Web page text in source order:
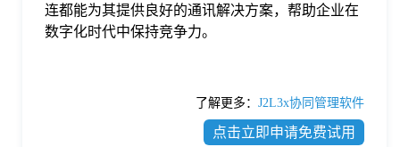
连都能为其提供良好的通讯解决方案，帮助企业在
数字化时代中保持竞争力。
了解更多： J2L3x协同管理软件
点击立即申请免费试用